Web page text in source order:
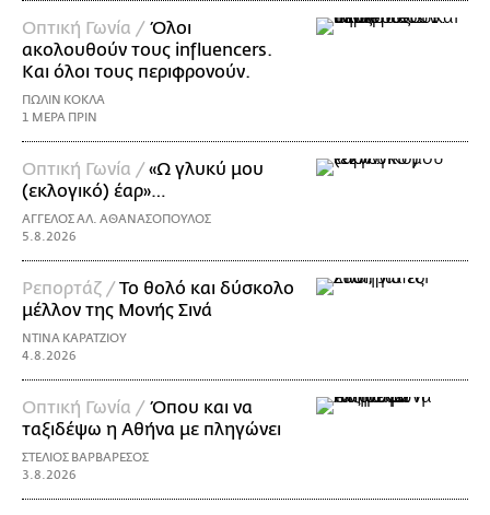
Οπτική Γωνία /Όλοι
ακολουθούν τους influencers.
Και όλοι τους περιφρονούν.
ΠΩΛΙΝ ΚΟΚΛΑ
1 ΜΕΡΑ ΠΡΙΝ
Οπτική Γωνία /«Ω γλυκύ μου
(εκλογικό) έαρ»…
ΑΓΓΕΛΟΣ ΑΛ. ΑΘΑΝΑΣΟΠΟΥΛΟΣ
5.8.2026
Ρεπορτάζ /Το θολό και δύσκολο
μέλλον της Μονής Σινά
ΝΤΙΝΑ ΚΑΡΑΤΖΙΟΥ
4.8.2026
Οπτική Γωνία /Όπου και να
ταξιδέψω η Αθήνα με πληγώνει
ΣΤΕΛΙΟΣ ΒΑΡΒΑΡΕΣΟΣ
3.8.2026